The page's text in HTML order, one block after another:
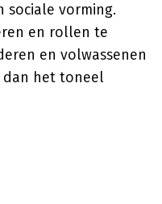
sociale vorming.
en rollen te
en volwassenen
dan het toneel